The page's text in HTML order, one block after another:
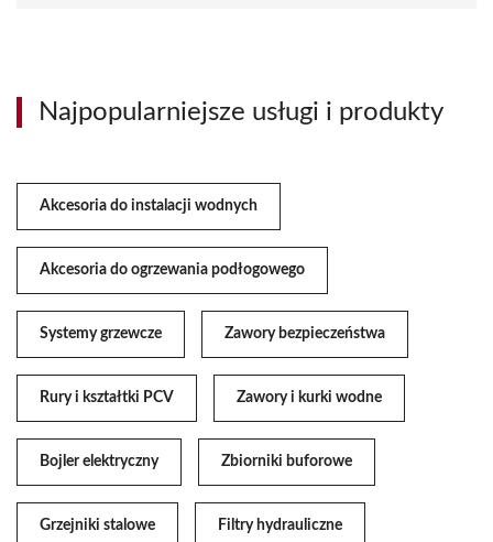
Najpopularniejsze usługi i produkty
Akcesoria do instalacji wodnych
Akcesoria do ogrzewania podłogowego
Systemy grzewcze Zawory bezpieczeństwa
Rury i kształtki PCV Zawory i kurki wodne
Bojler elektryczny Zbiorniki buforowe
Grzejniki stalowe Filtry hydrauliczne